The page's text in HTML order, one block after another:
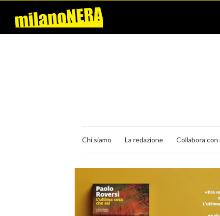
Chi siamo La redazione Collabora con